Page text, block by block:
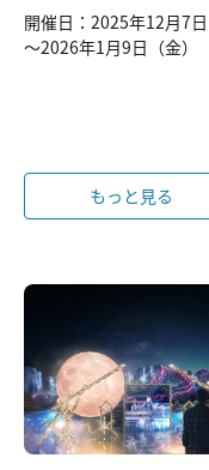
開催日：2025年12月7日
～2026年1月9日（金）
もっと見る